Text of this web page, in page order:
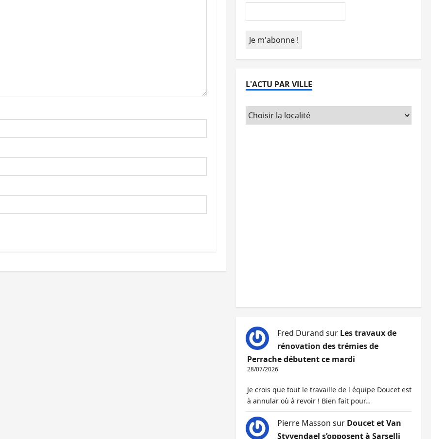
L'ACTU PAR VILLE
Fred Durand sur Les travaux de
rénovation des trémies de
Perrache débutent ce mardi
28/07/2026
Je crois que tout le travaille de l équipe Doucet est
à annular où à revoir ! Bien fait pour…
Pierre Masson sur Doucet et Van
Styvendael s’opposent à Sarselli